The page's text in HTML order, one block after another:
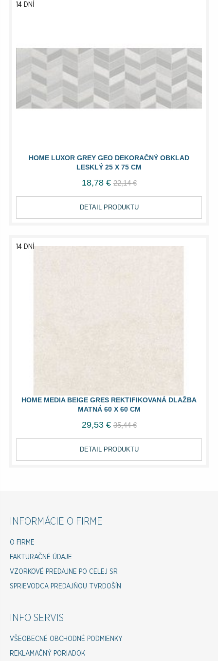
HOME LUXOR GREY GEO DEKORAČNÝ OBKLAD
LESKLÝ 25 X 75 CM
14 DNÍ
18,78 € 22,14 €
DETAIL PRODUKTU
HOME MEDIA BEIGE GRES REKTIFIKOVANÁ DLAŽBA
MATNÁ 60 X 60 CM
14 DNÍ
29,53 € 35,44 €
DETAIL PRODUKTU
INFORMÁCIE O FIRME
O FIRME
FAKTURAČNÉ ÚDAJE
VZORKOVÉ PREDAJNE PO CELEJ SR
SPRIEVODCA PREDAJŇOU TVRDOŠÍN
INFO SERVIS
VŠEOBECNÉ OBCHODNÉ PODMIENKY
REKLAMAČNÝ PORIADOK